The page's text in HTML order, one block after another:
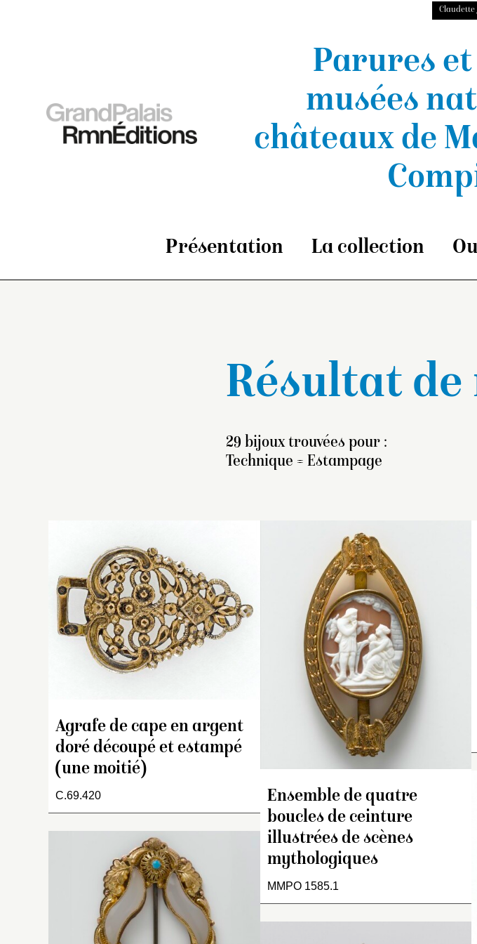
Claudette
Parures
musées
châteaux de
Présentation La collection
Résultat
29 bijoux trouvées pour :
Technique = Estampage
Agrafe de cape en argent
doré découpé et estampé
(une moitié)
C.69.420
Élément d’agrafe en argent
doré estampé et découpé à
décor facetté d’arabesques.
Cet élément est muni d’un
crochet plat.
Ensemble de quatre
boucles de ceinture
illustrées de scènes
mythologiques
MMPO 1585.1